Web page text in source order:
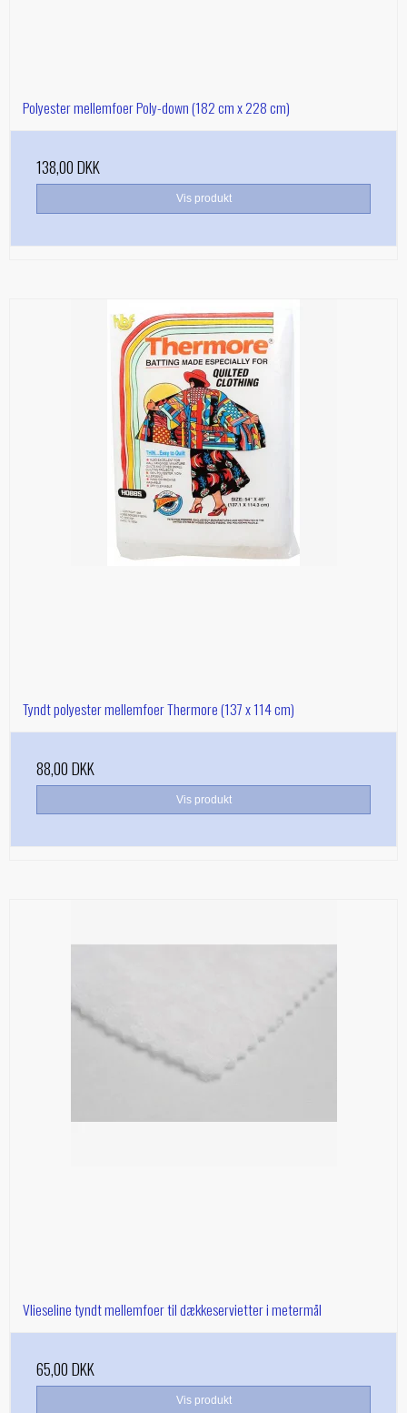
Polyester mellemfoer Poly-down (182 cm x 228 cm)
138,00 DKK
Vis produkt
Tyndt polyester mellemfoer Thermore (137 x 114 cm)
88,00 DKK
Vis produkt
Vlieseline tyndt mellemfoer til dækkeservietter i metermål
65,00 DKK
Vis produkt